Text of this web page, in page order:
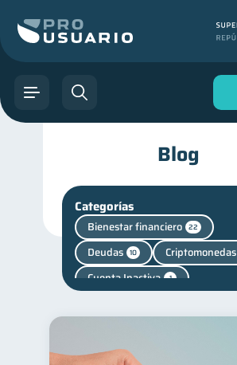
Blog
Categorías
Bienestar financiero 22
Deudas 10 Criptomonedas
Cuenta Inactiva 1
Manejo de deudas